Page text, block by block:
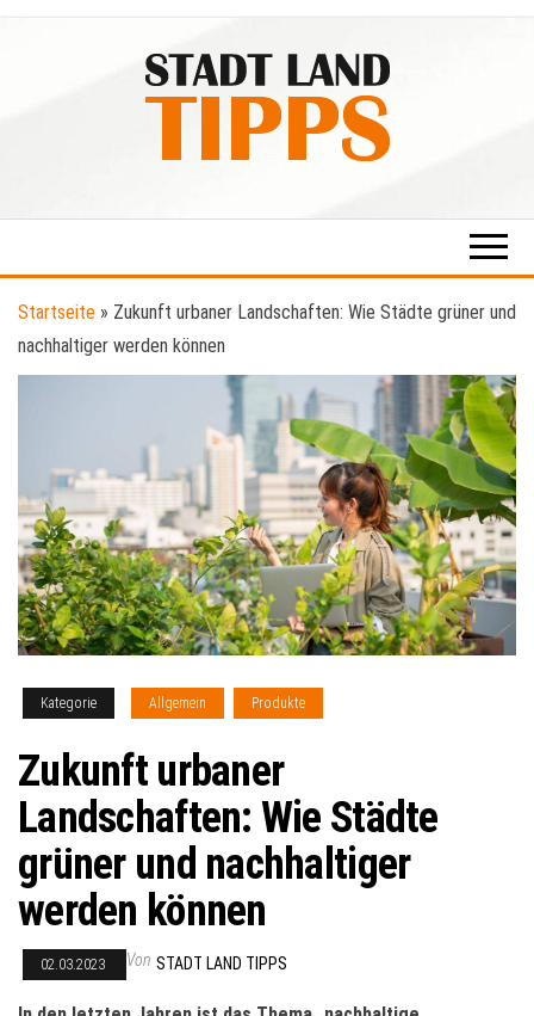
Tipps
für Stadt
Startseite » Zukunft urbaner Landschaften: Wie Städte grüner und
nachhaltiger werden können
Kategorie Allgemein Produkte
Zukunft urbaner
Landschaften: Wie Städte
grüner und nachhaltiger
werden können
02.03.2023 Von STADT LAND TIPPS